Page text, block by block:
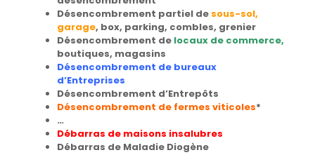
Désencombrement partiel de sous-sol,
garage, box, parking, combles, grenier
Désencombrement de locaux de commerce,
boutiques, magasins
Désencombrement de bureaux
d’Entreprises
Désencombrement d’Entrepôts
Désencombrement de fermes viticoles*
…
Débarras de maisons insalubres
Débarras de Maladie Diogène